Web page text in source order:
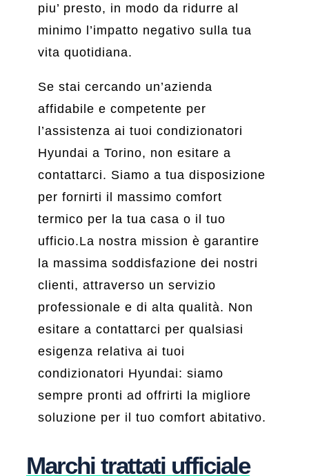
piu’ presto, in modo da ridurre al
minimo l’impatto negativo sulla tua
vita quotidiana.
Se stai cercando un’azienda
affidabile e competente per
l’assistenza ai tuoi condizionatori
Hyundai a Torino, non esitare a
contattarci. Siamo a tua disposizione
per fornirti il massimo comfort
termico per la tua casa o il tuo
ufficio.La nostra mission è garantire
la massima soddisfazione dei nostri
clienti, attraverso un servizio
professionale e di alta qualità. Non
esitare a contattarci per qualsiasi
esigenza relativa ai tuoi
condizionatori Hyundai: siamo
sempre pronti ad offrirti la migliore
soluzione per il tuo comfort abitativo.
Marchi trattati ufficiale